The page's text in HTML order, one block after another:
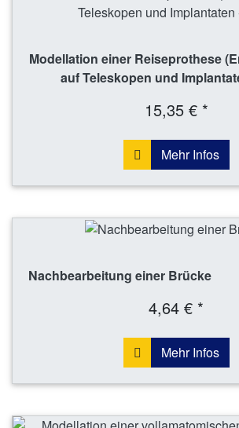
Modellation einer Reiseprothese
auf Teleskopen und
15,35 € *
Mehr Infos
Nachbearbeitung einer Brücke
4,64 € *
Mehr Infos